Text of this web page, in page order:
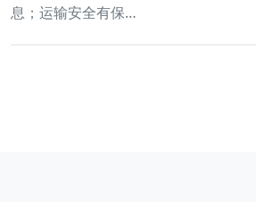
息；运输安全有保…